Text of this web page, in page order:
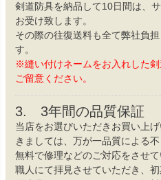
剣道防具を納品して10日間は、
お受け致します。
その際の往復送料も全て弊社負
す。
※縫い付けネームをお入れした剣
ご留意ください。
3. 3年間の品質保証
当店をお選びいただきお買い上
きましては、万が一品質による
無料で修理などのご対応をさせて
職人にて拝見させていただき、